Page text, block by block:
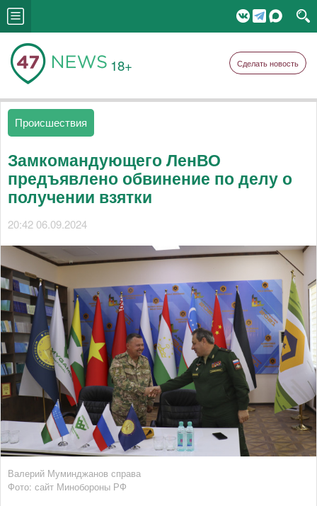
18+ Сделать новость
Происшествия
Замкомандующего ЛенВО
предъявлено обвинение по делу о
получении взятки
20:42 06.09.2024
Валерий Муминджанов справа
Фото: сайт Минобороны РФ